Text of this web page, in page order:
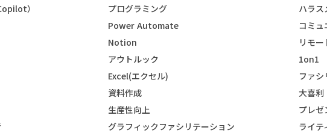
）
プログラミング
Power Automate
Notion
アウトルック
Excel(エクセル)
資料作成
生産性向上
グラフィックファシリテーション
ハラス
コミュ
リモ
1on1
ファ
大喜利
プレゼ
ライテ